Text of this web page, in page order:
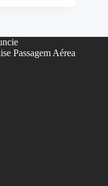
Passagem Aérea